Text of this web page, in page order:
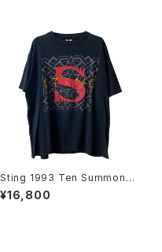
Sting 1993 Ten Summone
r's Tales World Tour Band
Tee
¥16,800